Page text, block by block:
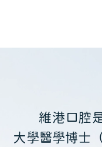
維港口腔
大學醫學博士